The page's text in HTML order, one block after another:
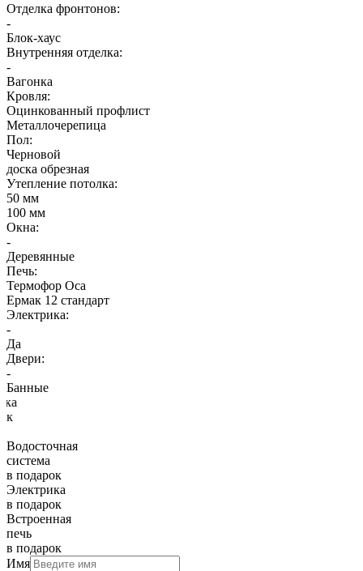
Отделка фронтонов:
-
Блок-хаус
Внутренняя отделка:
-
Вагонка
Кровля:
Оцинкованный профлист
Металлочерепица
Пол:
Черновой
доска обрезная
Утепление потолка:
50 мм
100 мм
Окна:
-
Деревянные
Печь:
Термофор Оса
Ермак 12 стандарт
Электрика:
-
Да
Двери:
-
Банные
Встроенная
печь
Водосточная
система
в подарок
Электрика
в подарок
Встроенная
печь
в подарок
Имя